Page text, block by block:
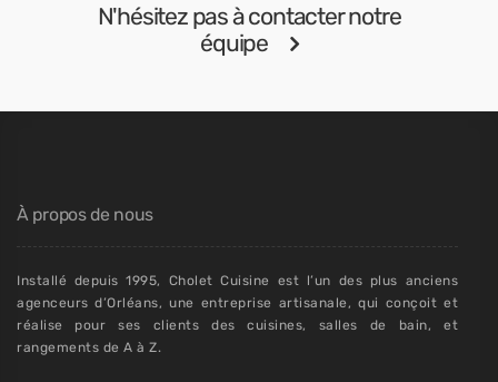
N'hésitez pas à contacter notre
équipe
À propos de nous
Installé depuis 1995, Cholet Cuisine est l’un des plus anciens
agenceurs d’Orléans, une entreprise artisanale, qui conçoit et
réalise pour ses clients des cuisines, salles de bain, et
rangements de A à Z.